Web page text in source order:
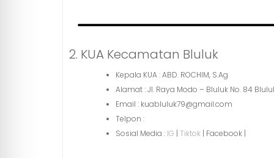
2. KUA Kecamatan Bluluk
Kepala KUA : ABD. ROCHIM, S.Ag
Alamat : Jl. Raya Modo – Bluluk No. 84
Email : kuabluluk79@gmail.com
Telpon :
Sosial Media : IG | Tiktok | Facebook |